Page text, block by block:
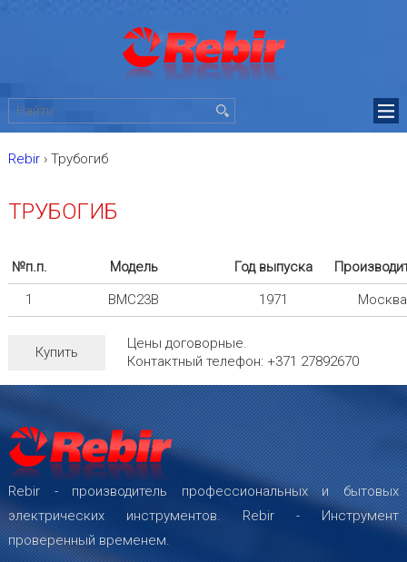
Rebir› Трубогиб
ТРУБОГИБ
№п.п. Модель Год выпуска
1
BMC23B 1971 Москва
Купить
Цены договорные.
Контактный телефон: +371 27892670
Rebir - производитель профессиональных и бытовых
электрических инструментов. Rebir - Инструмент
проверенный временем.